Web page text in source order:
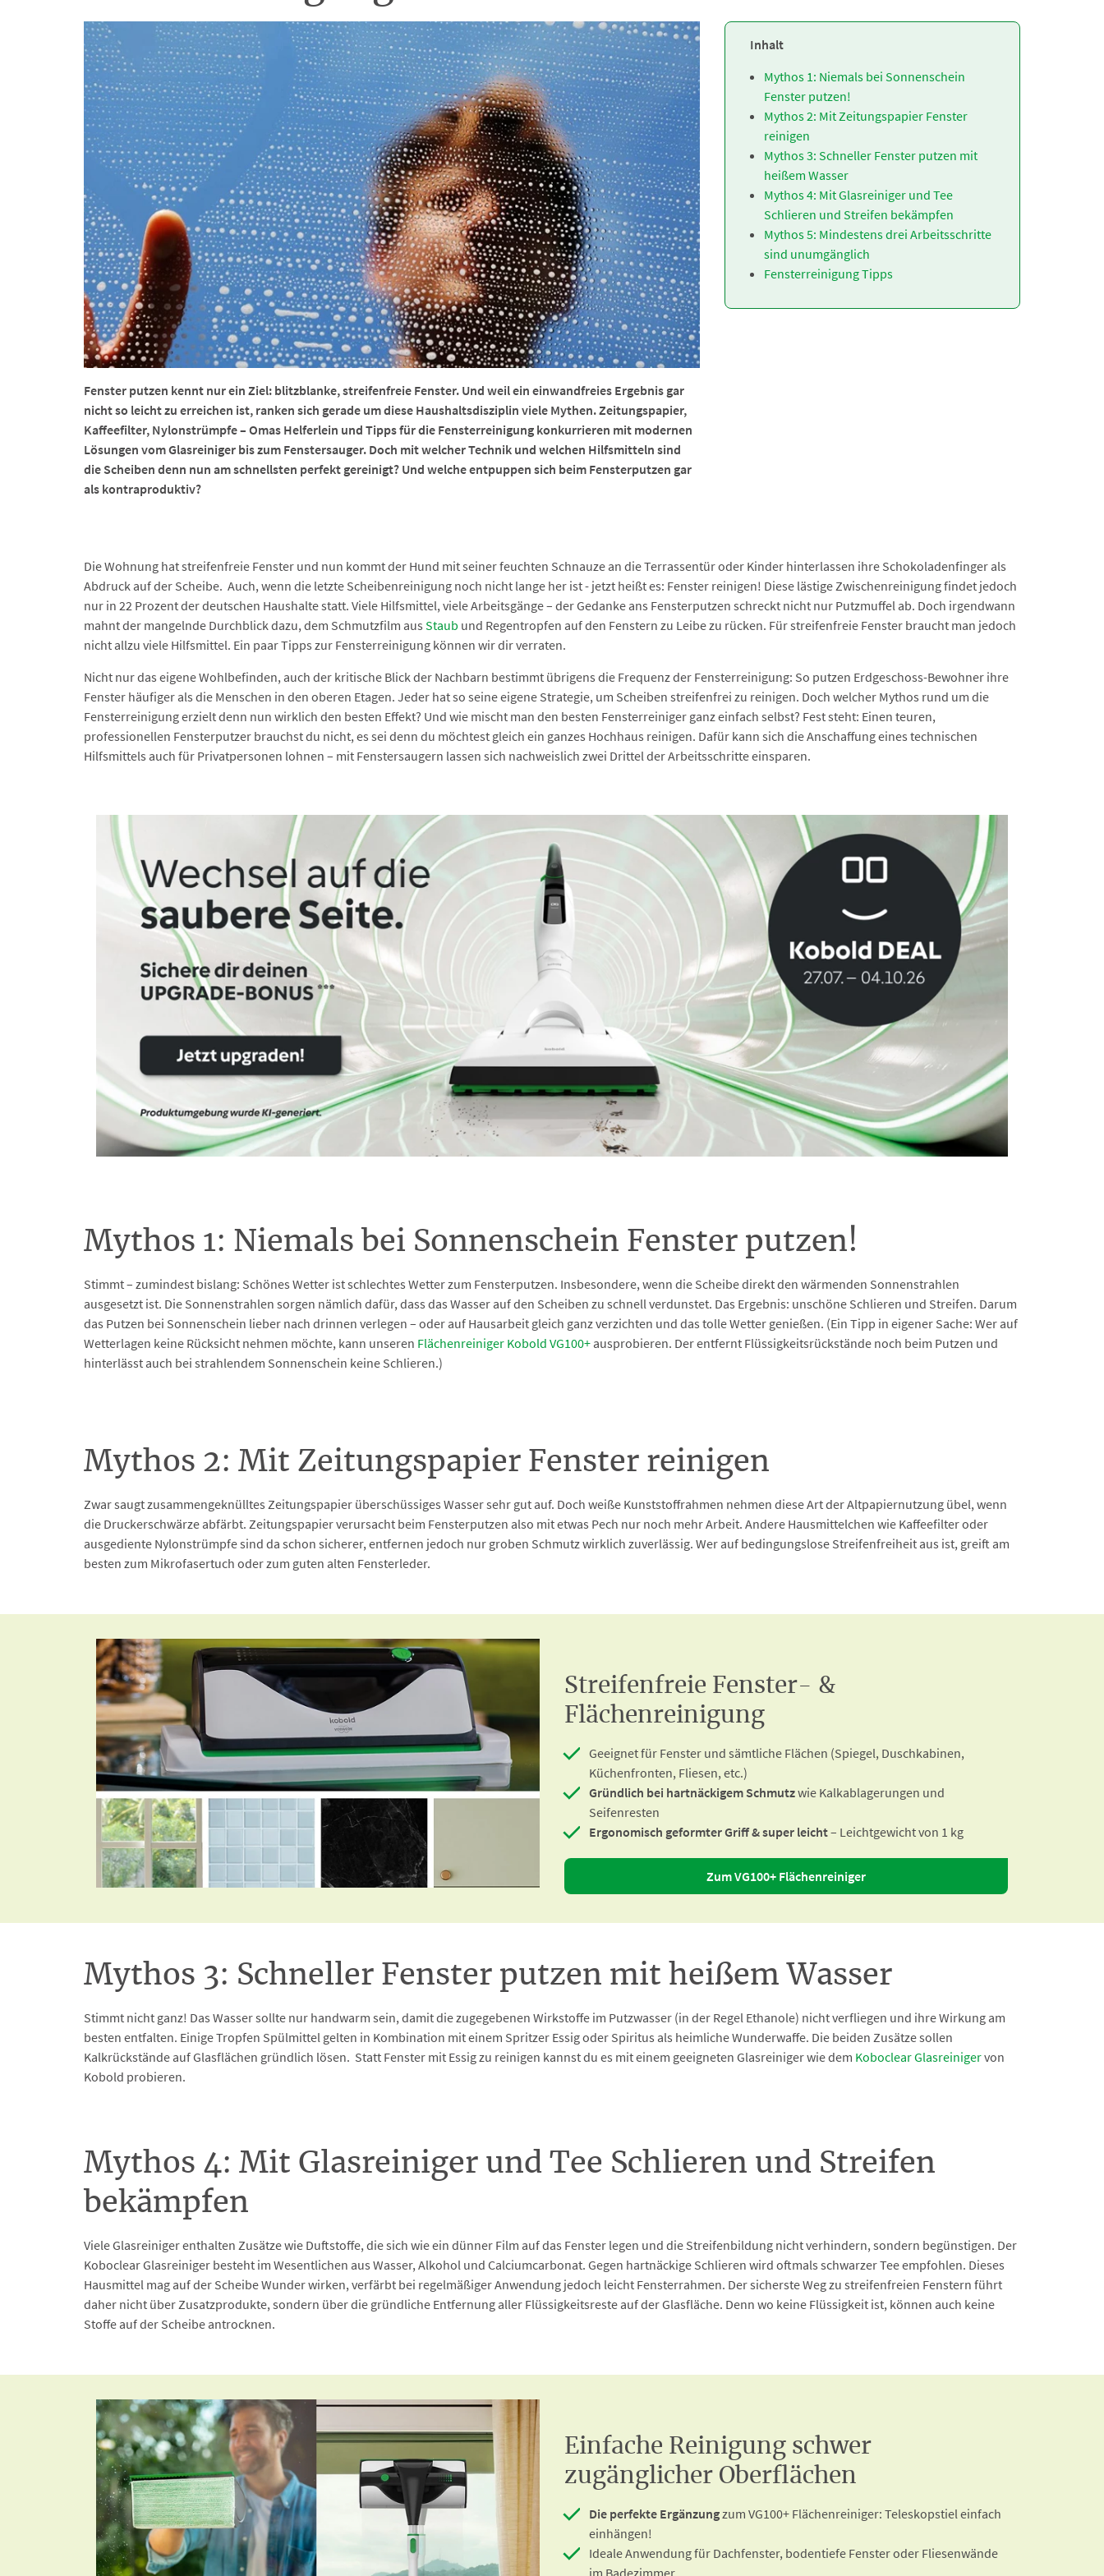
Fenster putzen kennt nur ein Ziel: blitzblanke, streifenfreie Fenster. Und weil ein einwandfreies Ergebnis gar
nicht so leicht zu erreichen ist, ranken sich gerade um diese Haushaltsdisziplin viele Mythen. Zeitungspapier,
Kaffeefilter, Nylonstrümpfe – Omas Helferlein und Tipps für die Fensterreinigung konkurrieren mit modernen
Lösungen vom Glasreiniger bis zum Fenstersauger. Doch mit welcher Technik und welchen Hilfsmitteln sind
die Scheiben denn nun am schnellsten perfekt gereinigt? Und welche entpuppen sich beim Fensterputzen gar
als kontraproduktiv?
Inhalt
Mythos 1: Niemals bei Sonnenschein
Fenster putzen!
Mythos 2: Mit Zeitungspapier Fenster
reinigen
Mythos 3: Schneller Fenster putzen mit
heißem Wasser
Mythos 4: Mit Glasreiniger und Tee
Schlieren und Streifen bekämpfen
Mythos 5: Mindestens drei Arbeitsschritte
sind unumgänglich
Fensterreinigung Tipps
Die Wohnung hat streifenfreie Fenster und nun kommt der Hund mit seiner feuchten Schnauze an die Terrassentür oder Kinder hinterlassen ihre Schokoladenfinger als
Abdruck auf der Scheibe. Auch, wenn die letzte Scheibenreinigung noch nicht lange her ist - jetzt heißt es: Fenster reinigen! Diese lästige Zwischenreinigung findet jedoch
nur in 22 Prozent der deutschen Haushalte statt. Viele Hilfsmittel, viele Arbeitsgänge – der Gedanke ans Fensterputzen schreckt nicht nur Putzmuffel ab. Doch irgendwann
mahnt der mangelnde Durchblick dazu, dem Schmutzfilm aus Staub und Regentropfen auf den Fenstern zu Leibe zu rücken. Für streifenfreie Fenster braucht man jedoch
nicht allzu viele Hilfsmittel. Ein paar Tipps zur Fensterreinigung können wir dir verraten.
Nicht nur das eigene Wohlbefinden, auch der kritische Blick der Nachbarn bestimmt übrigens die Frequenz der Fensterreinigung: So putzen Erdgeschoss-Bewohner ihre
Fenster häufiger als die Menschen in den oberen Etagen. Jeder hat so seine eigene Strategie, um Scheiben streifenfrei zu reinigen. Doch welcher Mythos rund um die
Fensterreinigung erzielt denn nun wirklich den besten Effekt? Und wie mischt man den besten Fensterreiniger ganz einfach selbst? Fest steht: Einen teuren,
professionellen Fensterputzer brauchst du nicht, es sei denn du möchtest gleich ein ganzes Hochhaus reinigen. Dafür kann sich die Anschaffung eines technischen
Hilfsmittels auch für Privatpersonen lohnen – mit Fenstersaugern lassen sich nachweislich zwei Drittel der Arbeitsschritte einsparen.
Mythos 1: Niemals bei Sonnenschein Fenster putzen!
Stimmt – zumindest bislang: Schönes Wetter ist schlechtes Wetter zum Fensterputzen. Insbesondere, wenn die Scheibe direkt den wärmenden Sonnenstrahlen
ausgesetzt ist. Die Sonnenstrahlen sorgen nämlich dafür, dass das Wasser auf den Scheiben zu schnell verdunstet. Das Ergebnis: unschöne Schlieren und Streifen. Darum
das Putzen bei Sonnenschein lieber nach drinnen verlegen – oder auf Hausarbeit gleich ganz verzichten und das tolle Wetter genießen. (Ein Tipp in eigener Sache: Wer auf
Wetterlagen keine Rücksicht nehmen möchte, kann unseren Flächenreiniger Kobold VG100+ ausprobieren. Der entfernt Flüssigkeitsrückstände noch beim Putzen und
hinterlässt auch bei strahlendem Sonnenschein keine Schlieren.)
Mythos 2: Mit Zeitungspapier Fenster reinigen
Zwar saugt zusammengeknülltes Zeitungspapier überschüssiges Wasser sehr gut auf. Doch weiße Kunststoffrahmen nehmen diese Art der Altpapiernutzung übel, wenn
die Druckerschwärze abfärbt. Zeitungspapier verursacht beim Fensterputzen also mit etwas Pech nur noch mehr Arbeit. Andere Hausmittelchen wie Kaffeefilter oder
ausgediente Nylonstrümpfe sind da schon sicherer, entfernen jedoch nur groben Schmutz wirklich zuverlässig. Wer auf bedingungslose Streifenfreiheit aus ist, greift am
besten zum Mikrofasertuch oder zum guten alten Fensterleder.
Streifenfreie Fenster- &
Flächenreinigung
Geeignet für Fenster und sämtliche Flächen (Spiegel, Duschkabinen,
Küchenfronten, Fliesen, etc.)
Gründlich bei hartnäckigem Schmutzwie Kalkablagerungen und
Seifenresten
Ergonomisch geformter Griff & super leicht– Leichtgewicht von 1 kg
Zum VG100+ Flächenreiniger
Mythos 3: Schneller Fenster putzen mit heißem Wasser
Stimmt nicht ganz! Das Wasser sollte nur handwarm sein, damit die zugegebenen Wirkstoffe im Putzwasser (in der Regel Ethanole) nicht verfliegen und ihre Wirkung am
besten entfalten. Einige Tropfen Spülmittel gelten in Kombination mit einem Spritzer Essig oder Spiritus als heimliche Wunderwaffe. Die beiden Zusätze sollen
Kalkrückstände auf Glasflächen gründlich lösen. Statt Fenster mit Essig zu reinigen kannst du es mit einem geeigneten Glasreiniger wie dem Koboclear Glasreinigervon
Kobold probieren.
Mythos 4: Mit Glasreiniger und Tee Schlieren und Streifen
bekämpfen
Viele Glasreiniger enthalten Zusätze wie Duftstoffe, die sich wie ein dünner Film auf das Fenster legen und die Streifenbildung nicht verhindern, sondern begünstigen. Der
Koboclear Glasreiniger besteht im Wesentlichen aus Wasser, Alkohol und Calciumcarbonat. Gegen hartnäckige Schlieren wird oftmals schwarzer Tee empfohlen. Dieses
Hausmittel mag auf der Scheibe Wunder wirken, verfärbt bei regelmäßiger Anwendung jedoch leicht Fensterrahmen. Der sicherste Weg zu streifenfreien Fenstern führt
daher nicht über Zusatzprodukte, sondern über die gründliche Entfernung aller Flüssigkeitsreste auf der Glasfläche. Denn wo keine Flüssigkeit ist, können auch keine
Stoffe auf der Scheibe antrocknen.
Einfache Reinigung schwer
zugänglicher Oberflächen
Die perfekte Ergänzungzum VG100+ Flächenreiniger: Teleskopstiel einfach
einhängen!
Ideale Anwendung für Dachfenster, bodentiefe Fenster oder Fliesenwände